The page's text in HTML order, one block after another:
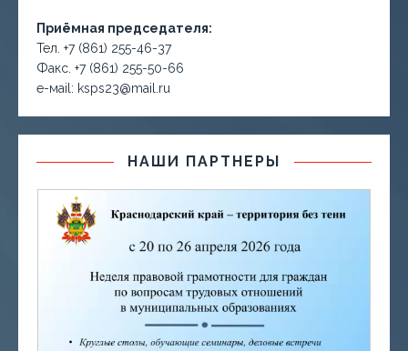
Приёмная председателя:
Тел. +7 (861) 255-46-37
Факс. +7 (861) 255-50-66
е-маil: ksps23@mail.ru
НАШИ ПАРТНЕРЫ